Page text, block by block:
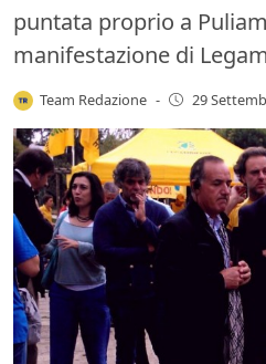
puntata proprio a
manifestazione di
Team Redazione - 29